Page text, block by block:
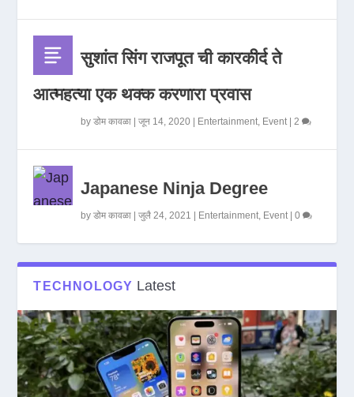
सुशांत सिंग राजपूत ची कारकीर्द ते
आत्महत्या एक थक्क करणारा प्रवास
byडोम कावळा |जून 14, 2020 Entertainment, Event|2
Japanese Ninja Degree
byडोम कावळा |जुलै 24, 2021 Entertainment, Event|0
TECHNOLOGY Latest